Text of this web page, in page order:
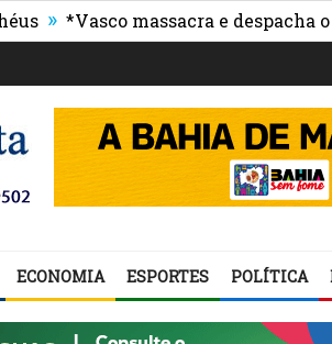
*Vasco massacra e despacha o
ECONOMIA ESPORTES POLÍTICA